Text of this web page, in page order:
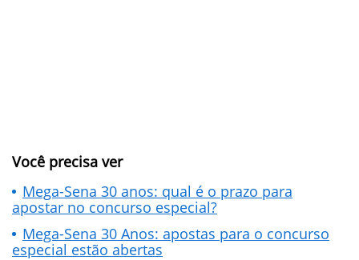
Você precisa ver
Mega-Sena 30 anos: qual é o prazo para
apostar no concurso especial?
Mega-Sena 30 Anos: apostas para o concurso
especial estão abertas